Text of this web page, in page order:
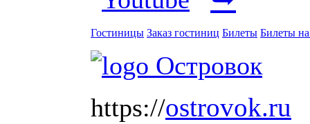
Гостиницы Заказ гостиниц Билеты Билеты
https://ostrovok.ru